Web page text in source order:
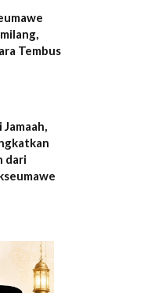
Tembus
dari